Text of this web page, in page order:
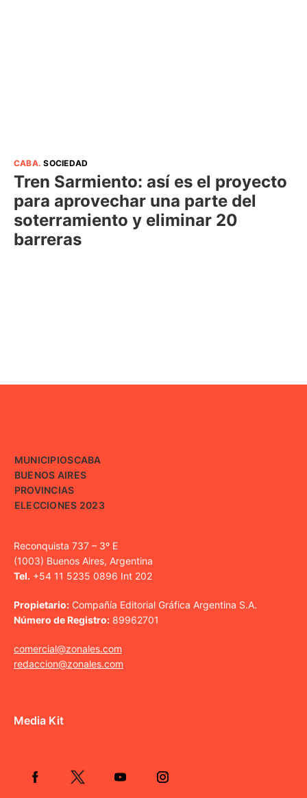
CABA.SOCIEDAD
Tren Sarmiento: así es el proyecto
para aprovechar una parte del
soterramiento y eliminar 20
barreras
MUNICIPIOSCABA
BUENOS AIRES
PROVINCIAS
ELECCIONES 2023
Reconquista 737 – 3º E
(1003) Buenos Aires, Argentina
Tel. +54 11 5235 0896 Int 202
Propietario: Compañía Editorial Gráfica Argentina S.A.
Número de Registro: 89962701
comercial@zonales.com
redaccion@zonales.com
Media Kit